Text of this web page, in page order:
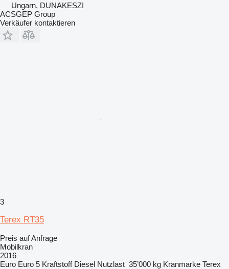
Ungarn, DUNAKESZI
ACSGEP Group
Verkäufer kontaktieren
3
Terex RT35
Preis auf Anfrage
Mobilkran
2016
Euro Euro 5 Kraftstoff Diesel Nutzlast 35’000 kg Kranmarke Terex